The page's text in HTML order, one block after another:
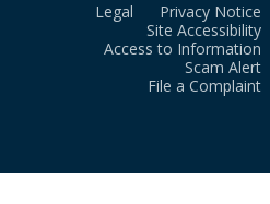
Legal
Privacy Notice
Site Accessibility
Access to Information
Scam Alert
File a Complaint